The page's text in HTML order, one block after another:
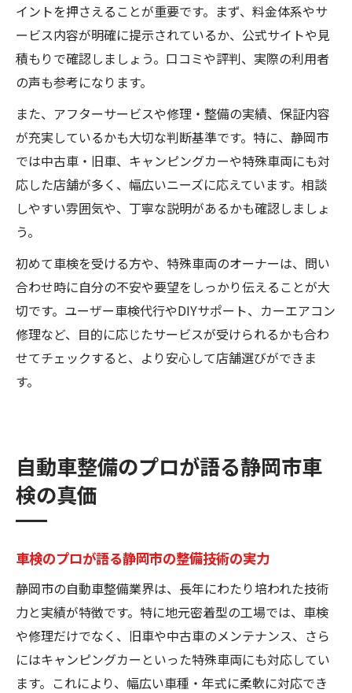
イントを押さえることが重要です。まず、料金体系やサ
ービス内容が明確に提示されているか、公式サイトや見
積もりで確認しましょう。口コミや評判、実際の利用者
の声も参考になります。
また、アフターサービスや修理・整備の実績、保証内容
が充実しているかも大切な判断基準です。特に、静岡市
では中古車・旧車、キャンピングカーや特殊車両にも対
応した店舗が多く、幅広いニーズに応えています。相談
しやすい雰囲気や、丁寧な説明があるかも確認しましょ
う。
初めて車検を受ける方や、特殊車両のオーナーは、問い
合わせ時に自分の不安や要望をしっかり伝えることが大
切です。ユーザー車検代行やDIYサポート、カーエアコン
修理など、目的に応じたサービスが受けられるかも合わ
せてチェックすると、より安心して店舗選びができま
す。
自動車整備のプロが語る静岡市車
検の真価
車検のプロが語る静岡市の整備技術の実力
静岡市の自動車整備業界は、長年にわたり培われた技術
力と実績が特徴です。特に地元密着型の工場では、車検
や修理だけでなく、旧車や中古車のメンテナンス、さら
にはキャンピングカーといった特殊車両にも対応してい
ます。これにより、幅広い車種・年式に柔軟に対応でき